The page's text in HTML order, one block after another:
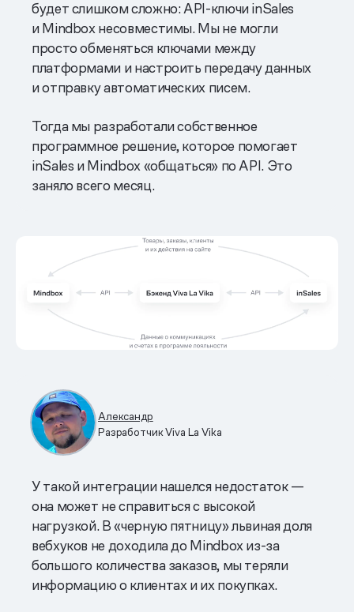
будет слишком сложно: API-ключи inSales
и Mindbox несовместимы. Мы не могли
просто обменяться ключами между
платформами и настроить передачу данных
и отправку автоматических писем.
Тогда мы разработали собственное
программное решение, которое помогает
inSales и Mindbox «общаться» по API. Это
заняло всего месяц.
Александр
Разработчик Viva La Vika
У такой интеграции нашелся недостаток —
она может не справиться с высокой
нагрузкой. В «черную пятницу» львиная доля
вебхуков не доходила до Mindbox из-за
большого количества заказов, мы теряли
информацию о клиентах и их покупках.